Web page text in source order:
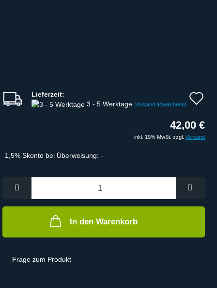
Lieferzeit:
3 - 5 Werktage (Ausland abweichend)
42,00 €
inkl. 19% MwSt. zzgl. Versand
1,5% Skonto bei Überweisung: -
In den Warenkorb
Frage zum Produkt